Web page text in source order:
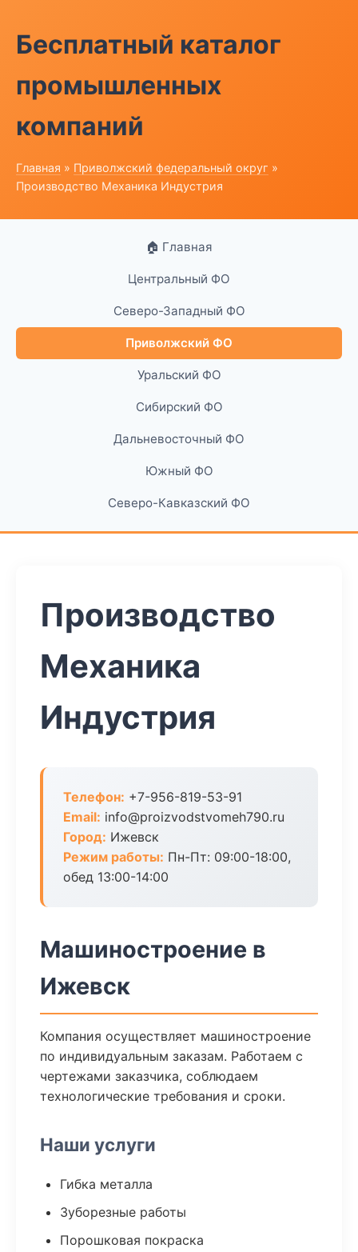
Бесплатный каталог
промышленных
компаний
Главная » Приволжский федеральный округ »
Производство Механика Индустрия
🏠 Главная
Центральный ФО
Северо-Западный ФО
Приволжский ФО
Уральский ФО
Сибирский ФО
Дальневосточный ФО
Южный ФО
Северо-Кавказский ФО
Производство
Механика
Индустрия
Телефон: +7-956-819-53-91
Email: info@proizvodstvomeh790.ru
Город: Ижевск
Режим работы: Пн-Пт: 09:00-18:00,
обед 13:00-14:00
Машиностроение в
Ижевск
Компания осуществляет машиностроение
по индивидуальным заказам. Работаем с
чертежами заказчика, соблюдаем
технологические требования и сроки.
Наши услуги
Гибка металла
Зуборезные работы
Порошковая покраска